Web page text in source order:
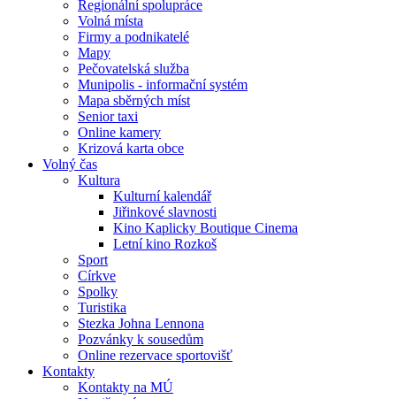
Regionální spolupráce
Volná místa
Firmy a podnikatelé
Mapy
Pečovatelská služba
Munipolis - informační systém
Mapa sběrných míst
Senior taxi
Online kamery
Krizová karta obce
Volný čas
Kultura
Kulturní kalendář
Jiřinkové slavnosti
Kino Kaplicky Boutique Cinema
Letní kino Rozkoš
Sport
Církve
Spolky
Turistika
Stezka Johna Lennona
Pozvánky k sousedům
Online rezervace sportovišť
Kontakty
Kontakty na MÚ